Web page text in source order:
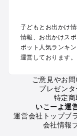
関西のプールおでか
中国･四国のプール
九州･沖縄のプール
定番お出かけスポ
牧場
子どもとお出かけ
情報、お出かけス
ポット人気ランキ
運営しております。
ご意見やお
プレゼン
特定
いこーよ運
運営会社トップブ
会社情報